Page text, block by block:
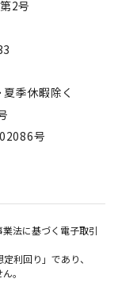
2号
季休暇除く
号
法に基づく電子取引
利回り」であり、
。